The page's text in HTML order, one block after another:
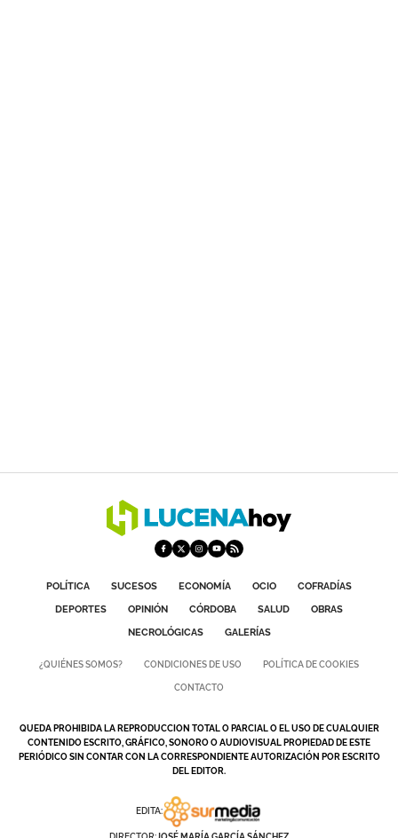
POLÍTICA SUCESOS ECONOMÍA OCIO
COFRADÍAS
DEPORTES
OPINIÓN CÓRDOBA SALUD
OBRAS
NECROLÓGICAS
GALERÍAS
¿QUIÉNES SOMOS? CONDICIONES DE USO POLÍTICA DE COOKIES
CONTACTO
QUEDA PROHIBIDA LA REPRODUCCION TOTAL O PARCIAL O EL USO DE CUALQUIER
CONTENIDO ESCRITO, GRÁFICO, SONORO O AUDIOVISUAL PROPIEDAD DE ESTE
PERIÓDICO SIN CONTAR CON LA CORRESPONDIENTE AUTORIZACIÓN POR ESCRITO
DEL EDITOR.
EDITA: